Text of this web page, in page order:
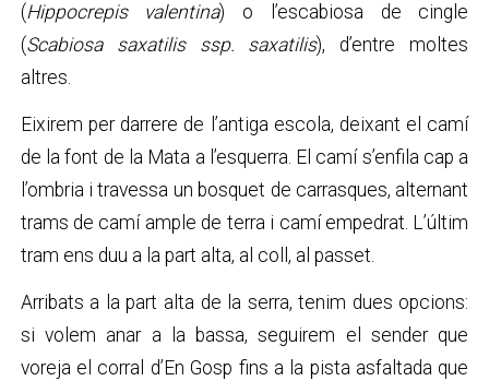
(Hippocrepis valentina) o l’escabiosa de cingle
(Scabiosa saxatilis ssp. saxatilis), d’entre moltes
altres.
Eixirem per darrere de l’antiga escola, deixant el camí
de la font de la Mata a l’esquerra. El camí s’enfila cap a
l’ombria i travessa un bosquet de carrasques, alternant
trams de camí ample de terra i camí empedrat. L’últim
tram ens duu a la part alta, al coll, al passet.
Arribats a la part alta de la serra, tenim dues opcions:
si volem anar a la bassa, seguirem el sender que
voreja el corral d’En Gosp fins a la pista asfaltada que